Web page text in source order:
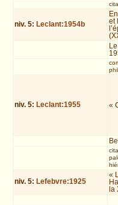
niv. 5: Leclant:1954b
et
niv. 5: Leclant:1955 «
niv. 5: Lefebvre:1925
«
la